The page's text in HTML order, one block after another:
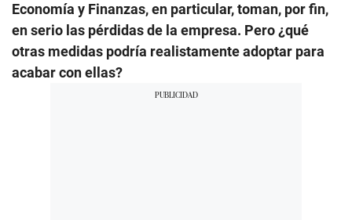
Economía y Finanzas, en particular, toman, por fin,
en serio las pérdidas de la empresa. Pero ¿qué
otras medidas podría realistamente adoptar para
acabar con ellas?